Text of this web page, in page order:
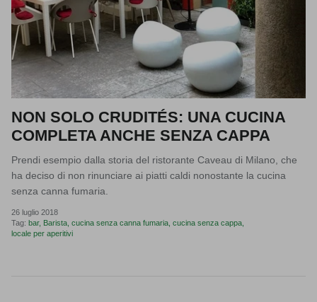
NON SOLO CRUDITÉS: UNA CUCINA
COMPLETA ANCHE SENZA CAPPA
Prendi esempio dalla storia del ristorante Caveau di Milano, che
ha deciso di non rinunciare ai piatti caldi nonostante la cucina
senza canna fumaria.
26 luglio 2018
Tag: bar Barista cucina senza canna fumaria cucina senza cappa
locale per aperitivi